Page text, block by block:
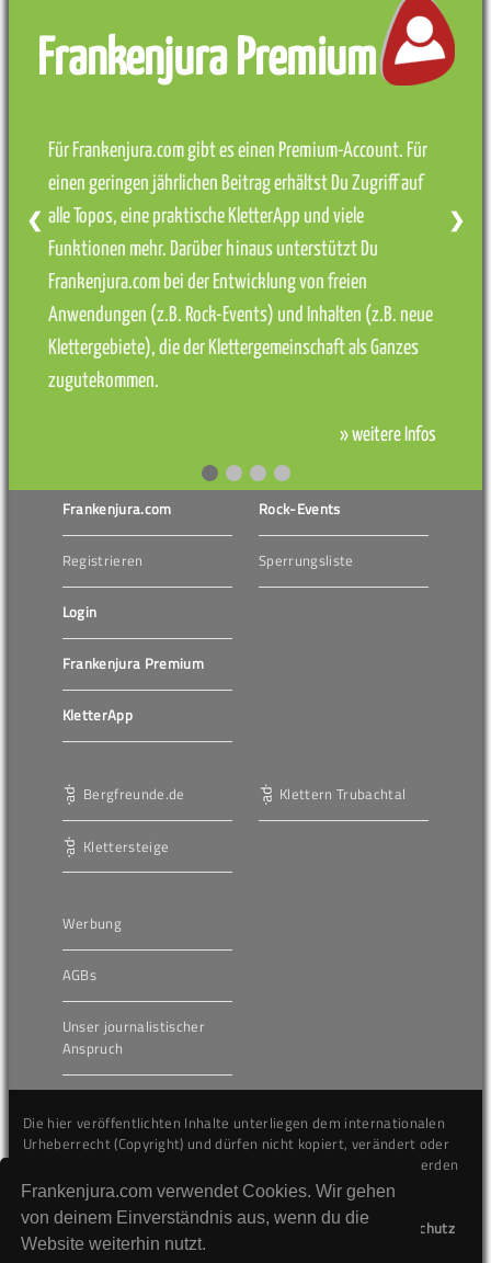
Frankenjura.com verwendet Cookies. Wir gehen
von deinem Einverständnis aus, wenn du die
Website weiterhin nutzt.
Frankenjura Premium
Für Frankenjura.com gibt es einen Premium-Account. Für
einen geringen jährlichen Beitrag erhältst Du Zugriff auf
alle Topos, eine praktische KletterApp und viele
Funktionen mehr. Darüber hinaus unterstützt Du
Frankenjura.com bei der Entwicklung von freien
Anwendungen (z.B. Rock-Events) und Inhalten (z.B. neue
Klettergebiete), die der Klettergemeinschaft als Ganzes
zugutekommen.
» weitere Infos
❮ ❯
Frankenjura.com
Registrieren
Login
Frankenjura Premium
KletterApp
Rock-Events
Sperrungsliste
Bergfreunde.de
Klettersteige
Klettern Trubachtal
Werbung
AGBs
Unser journalistischer
Anspruch
Die hier veröffentlichten Inhalte unterliegen dem internationalen
Urheberrecht (Copyright) und dürfen nicht kopiert, verändert oder
unverändert wiederveröffentlicht werden. Gegen Verstöße werden
wir auf juristischem Wege vorgehen.
Kontakt
Impressum Datenschutz